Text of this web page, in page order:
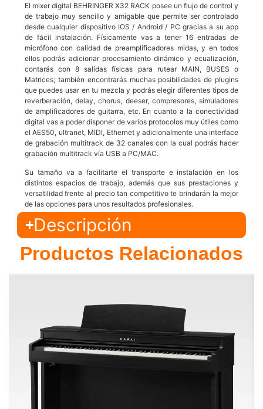
El mixer digital BEHRINGER X32 RACK posee un flujo de control y
de trabajo muy sencillo y amigable que permite ser controlado
desde cualquier dispositivo IOS / Android / PC gracias a su app
de fácil instalación. Físicamente vas a tener 16 entradas de
micrófono con calidad de preamplificadores midas, y en todos
ellos podrás adicionar procesamiento dinámico y ecualización,
contarás con 8 salidas físicas para rutear MAIN, BUSES o
Matrices; también encontrarás muchas posibilidades de plugins
que puedes usar en tu mezcla y podrás elegir diferentes tipos de
reverberación, delay, chorus, deeser, compresores, simuladores
de amplificadores de guitarra, etc. En cuanto a la conectividad
digital vas a poder disponer de varios protocolos muy útiles como
el AES50, ultranet, MIDI, Ethernet y adicionalmente una interface
de grabación multitrack de 32 canales con la cual podrás hacer
grabación multitrack vía USB a PC/MAC.
Su tamaño va a facilitarte el transporte e instalación en los
distintos espacios de trabajo, además que sus prestaciones y
versatilidad frente al precio tan competitivo te brindarán la mejor
de las opciones para unos resultados profesionales.
Descripción
Productos Relacionados